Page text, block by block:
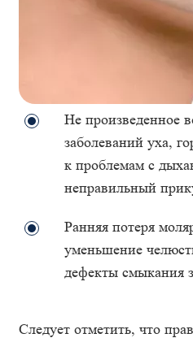
Не произведенное
заболеваний уха,
к проблемам с
неправильный
Ранняя потеря
уменьшение
дефекты смыкания
Следует отметить, что